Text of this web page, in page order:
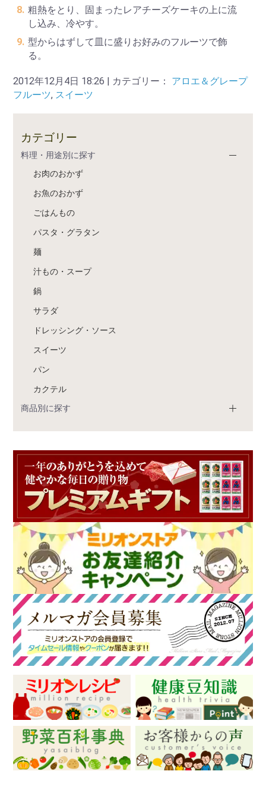
粗熱をとり、固まったレアチーズケーキの上に流
し込み、冷やす。
型からはずして皿に盛りお好みのフルーツで飾
る。
2012年12月4日 18:26 | カテゴリー： アロエ＆グレープ
フルーツ, スイーツ
カテゴリー
料理・用途別に探す
お肉のおかず
お魚のおかず
ごはんもの
パスタ・グラタン
麺
汁もの・スープ
鍋
サラダ
ドレッシング・ソース
スイーツ
パン
カクテル
商品別に探す